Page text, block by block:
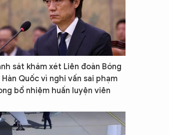
sát khám xét Liên đoàn Bóng
Hàn Quốc vì nghi vấn sai phạm
bổ nhiệm huấn luyện viên